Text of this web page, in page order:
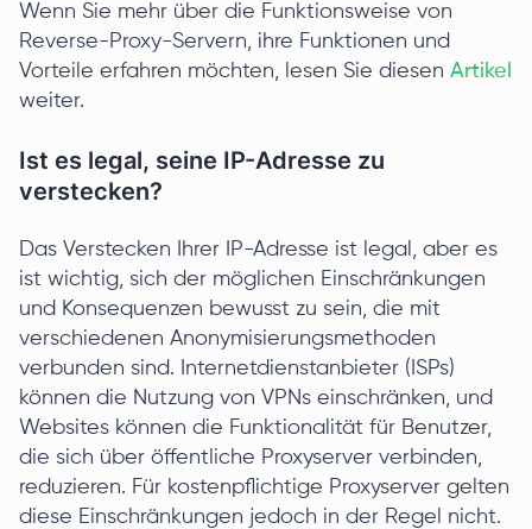
Wenn Sie mehr über die Funktionsweise von
Reverse-Proxy-Servern, ihre Funktionen und
Vorteile erfahren möchten, lesen Sie diesen Artikel
weiter.
Ist es legal, seine IP-Adresse zu
verstecken?
Das Verstecken Ihrer IP-Adresse ist legal, aber es
ist wichtig, sich der möglichen Einschränkungen
und Konsequenzen bewusst zu sein, die mit
verschiedenen Anonymisierungsmethoden
verbunden sind. Internetdienstanbieter (ISPs)
können die Nutzung von VPNs einschränken, und
Websites können die Funktionalität für Benutzer,
die sich über öffentliche Proxyserver verbinden,
reduzieren. Für kostenpflichtige Proxyserver gelten
diese Einschränkungen jedoch in der Regel nicht.